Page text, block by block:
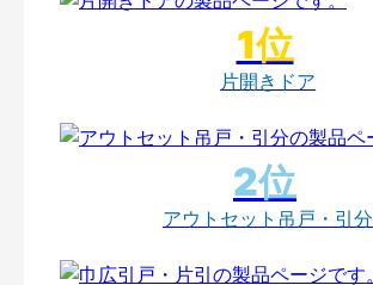
片開きドア
アウトセット吊戸・引分